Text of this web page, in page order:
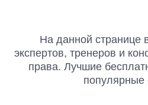
На данной странице
экспертов, тренеров и
права. Лучшие
популярные